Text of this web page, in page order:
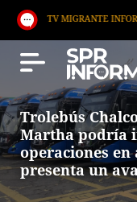
TV MIGRANTE INFORMA
Trolebús
Martha podría
operaciones
presenta un